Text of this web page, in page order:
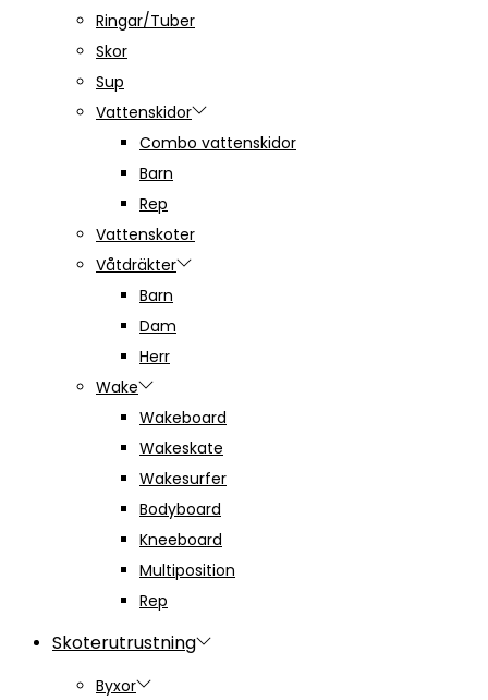
Ringar/Tuber
Skor
Sup
Vattenskidor
Combo vattenskidor
Barn
Rep
Vattenskoter
Våtdräkter
Barn
Dam
Herr
Wake
Wakeboard
Wakeskate
Wakesurfer
Bodyboard
Kneeboard
Multiposition
Rep
Skoterutrustning
Byxor